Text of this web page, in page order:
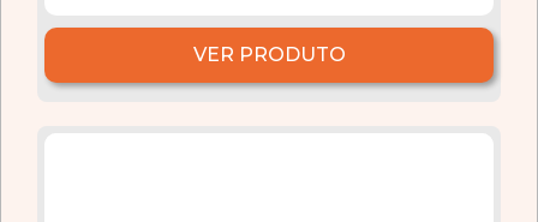
VER PRODUTO